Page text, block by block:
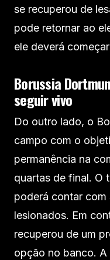
se recuperou de
pode retornar ao
ele deverá
Borussia
seguir vivo
Do outro lado, o
campo com o
permanência na
quartas de final. O
poderá contar com
lesionados. Em
recuperou de um
opção no banco.